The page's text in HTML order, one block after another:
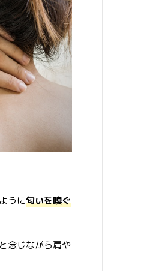
うに匂いを嗅ぐ
念じながら肩や